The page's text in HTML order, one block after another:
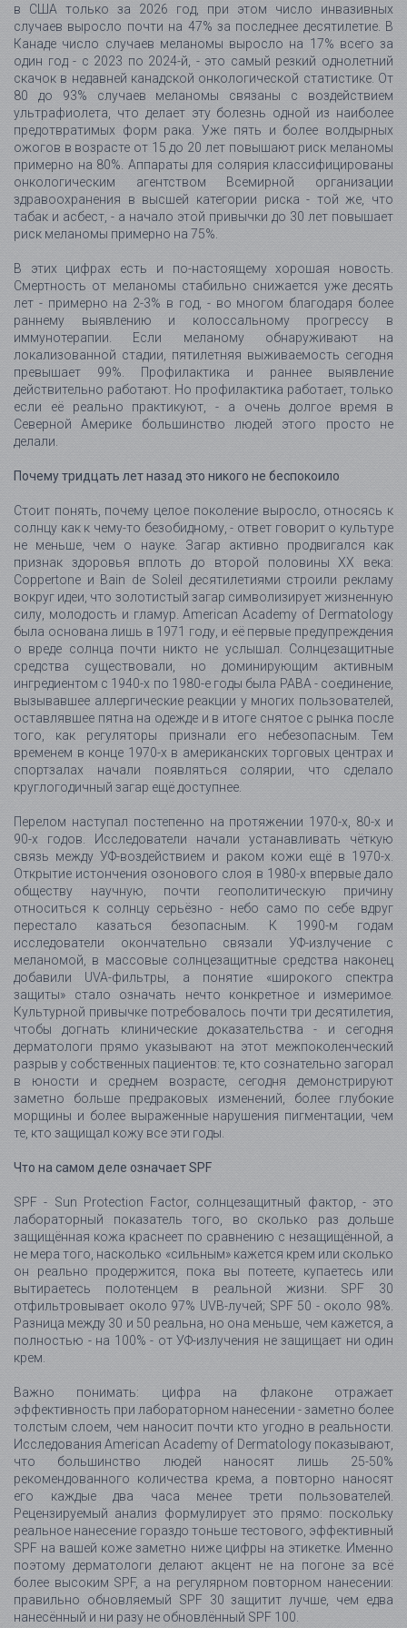
в США только за 2026 год, при этом число инвазивных
случаев выросло почти на 47% за последнее десятилетие. В
Канаде число случаев меланомы выросло на 17% всего за
один год - с 2023 по 2024-й, - это самый резкий однолетний
скачок в недавней канадской онкологической статистике. От
80 до 93% случаев меланомы связаны с воздействием
ультрафиолета, что делает эту болезнь одной из наиболее
предотвратимых форм рака. Уже пять и более волдырных
ожогов в возрасте от 15 до 20 лет повышают риск меланомы
примерно на 80%. Аппараты для солярия классифицированы
онкологическим агентством Всемирной организации
здравоохранения в высшей категории риска - той же, что
табак и асбест, - а начало этой привычки до 30 лет повышает
риск меланомы примерно на 75%.
В этих цифрах есть и по-настоящему хорошая новость.
Смертность от меланомы стабильно снижается уже десять
лет - примерно на 2-3% в год, - во многом благодаря более
раннему выявлению и колоссальному прогрессу в
иммунотерапии. Если меланому обнаруживают на
локализованной стадии, пятилетняя выживаемость сегодня
превышает 99%. Профилактика и раннее выявление
действительно работают. Но профилактика работает, только
если её реально практикуют, - а очень долгое время в
Северной Америке большинство людей этого просто не
делали.
Почему тридцать лет назад это никого не беспокоило
Стоит понять, почему целое поколение выросло, относясь к
солнцу как к чему-то безобидному, - ответ говорит о культуре
не меньше, чем о науке. Загар активно продвигался как
признак здоровья вплоть до второй половины XX века:
Coppertone и Bain de Soleil десятилетиями строили рекламу
вокруг идеи, что золотистый загар символизирует жизненную
силу, молодость и гламур. American Academy of Dermatology
была основана лишь в 1971 году, и её первые предупреждения
о вреде солнца почти никто не услышал. Солнцезащитные
средства существовали, но доминирующим активным
ингредиентом с 1940-х по 1980-е годы была PABA - соединение,
вызывавшее аллергические реакции у многих пользователей,
оставлявшее пятна на одежде и в итоге снятое с рынка после
того, как регуляторы признали его небезопасным. Тем
временем в конце 1970-х в американских торговых центрах и
спортзалах начали появляться солярии, что сделало
круглогодичный загар ещё доступнее.
Перелом наступал постепенно на протяжении 1970-х, 80-х и
90-х годов. Исследователи начали устанавливать чёткую
связь между УФ-воздействием и раком кожи ещё в 1970-х.
Открытие истончения озонового слоя в 1980-х впервые дало
обществу научную, почти геополитическую причину
относиться к солнцу серьёзно - небо само по себе вдруг
перестало казаться безопасным. К 1990-м годам
исследователи окончательно связали УФ-излучение с
меланомой, в массовые солнцезащитные средства наконец
добавили UVA-фильтры, а понятие «широкого спектра
защиты» стало означать нечто конкретное и измеримое.
Культурной привычке потребовалось почти три десятилетия,
чтобы догнать клинические доказательства - и сегодня
дерматологи прямо указывают на этот межпоколенческий
разрыв у собственных пациентов: те, кто сознательно загорал
в юности и среднем возрасте, сегодня демонстрируют
заметно больше предраковых изменений, более глубокие
морщины и более выраженные нарушения пигментации, чем
те, кто защищал кожу все эти годы.
Что на самом деле означает SPF
SPF - Sun Protection Factor, солнцезащитный фактор, - это
лабораторный показатель того, во сколько раз дольше
защищённая кожа краснеет по сравнению с незащищённой, а
не мера того, насколько «сильным» кажется крем или сколько
он реально продержится, пока вы потеете, купаетесь или
вытираетесь полотенцем в реальной жизни. SPF 30
отфильтровывает около 97% UVB-лучей; SPF 50 - около 98%.
Разница между 30 и 50 реальна, но она меньше, чем кажется, а
полностью - на 100% - от УФ-излучения не защищает ни один
крем.
Важно понимать: цифра на флаконе отражает
эффективность при лабораторном нанесении - заметно более
толстым слоем, чем наносит почти кто угодно в реальности.
Исследования American Academy of Dermatology показывают,
что большинство людей наносят лишь 25-50%
рекомендованного количества крема, а повторно наносят
его каждые два часа менее трети пользователей.
Рецензируемый анализ формулирует это прямо: поскольку
реальное нанесение гораздо тоньше тестового, эффективный
SPF на вашей коже заметно ниже цифры на этикетке. Именно
поэтому дерматологи делают акцент не на погоне за всё
более высоким SPF, а на регулярном повторном нанесении:
правильно обновляемый SPF 30 защитит лучше, чем едва
нанесённый и ни разу не обновлённый SPF 100.